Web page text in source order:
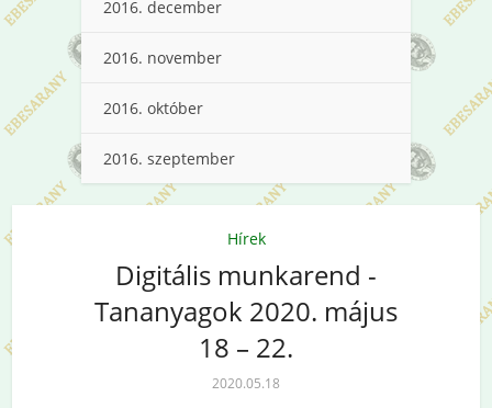
2016. december
2016. november
2016. október
2016. szeptember
Hírek
Digitális munkarend -
Tananyagok 2020. május
18 – 22.
2020.05.18